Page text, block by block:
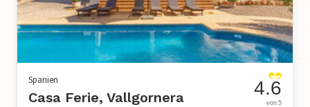
Spanien
Casa Ferie, Vallgornera 4.6
von 5